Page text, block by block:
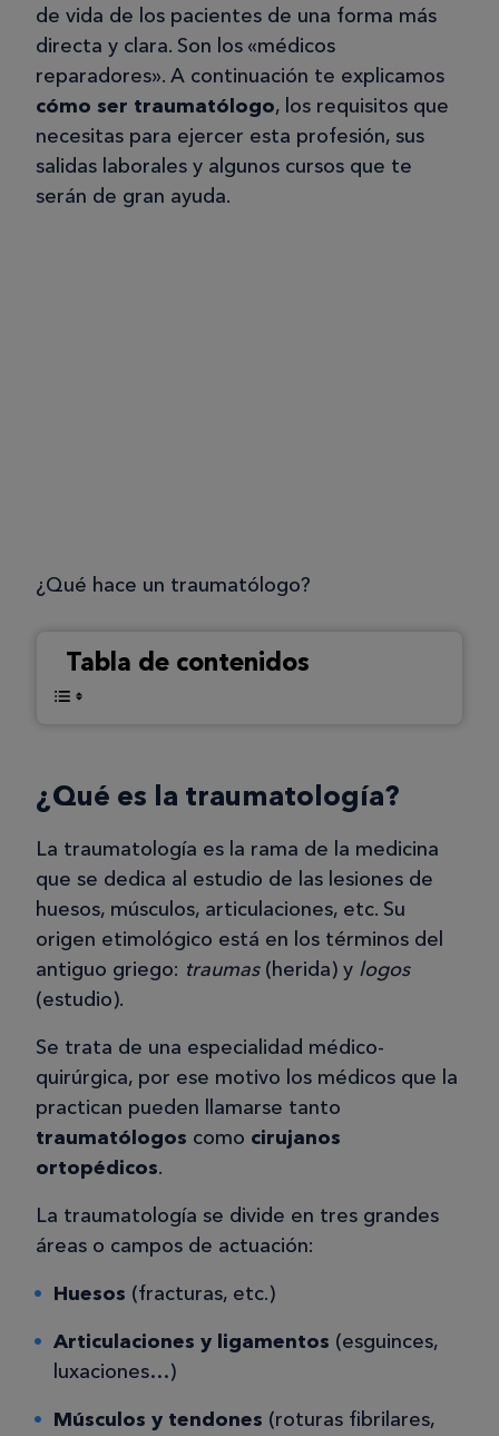
de vida de los pacientes de una forma más
directa y clara. Son los «médicos
reparadores». A continuación te explicamos
cómo ser traumatólogo, los requisitos que
necesitas para ejercer esta profesión, sus
salidas laborales y algunos cursos que te
serán de gran ayuda.
¿Qué hace un traumatólogo?
Tabla de contenidos
¿Qué es la traumatología?
La traumatología es la rama de la medicina
que se dedica al estudio de las lesiones de
huesos, músculos, articulaciones, etc. Su
origen etimológico está en los términos del
antiguo griego: traumas(herida) y logos
(estudio).
Se trata de una especialidad médico-
quirúrgica, por ese motivo los médicos que la
practican pueden llamarse tanto
traumatólogos como cirujanos
ortopédicos. ​
La traumatología se divide en tres grandes
áreas o campos de actuación:
Huesos (fracturas, etc.)
Articulaciones y ligamentos (esguinces,
luxaciones…)
Músculos y tendones (roturas fibrilares,